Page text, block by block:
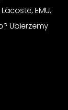
EMU,
Ubierzemy